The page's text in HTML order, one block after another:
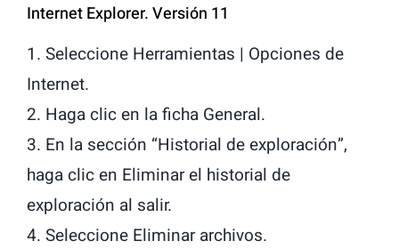
Internet Explorer. Versión 11
1. Seleccione Herramientas | Opciones de
Internet.
2. Haga clic en la ficha General.
3. En la sección “Historial de exploración”,
haga clic en Eliminar el historial de
exploración al salir.
4. Seleccione Eliminar archivos.